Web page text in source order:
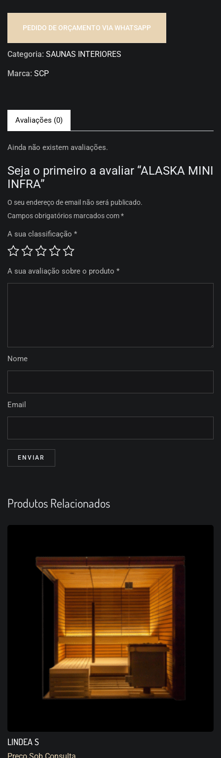
PEDIDO DE ORÇAMENTO VIA WHATSAPP
Categoria: SAUNAS INTERIORES
Marca: SCP
Avaliações (0)
Ainda não existem avaliações.
Seja o primeiro a avaliar “ALASKA MINI
INFRA”
O seu endereço de email não será publicado.
Campos obrigatórios marcados com*
A sua classificação *
A sua avaliação sobre o produto *
Nome
Email
Produtos Relacionados
LINDEA S